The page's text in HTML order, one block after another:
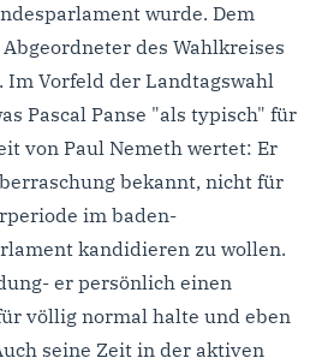
wurde. Dem
des Wahlkreises
Im Vorfeld der Landtagswahl
Pascal Panse "als typisch" für
von Paul Nemeth wertet: Er
bekannt, nicht für
im baden-
kandidieren zu wollen.
er persönlich einen
völlig normal halte und eben
seine Zeit in der aktiven